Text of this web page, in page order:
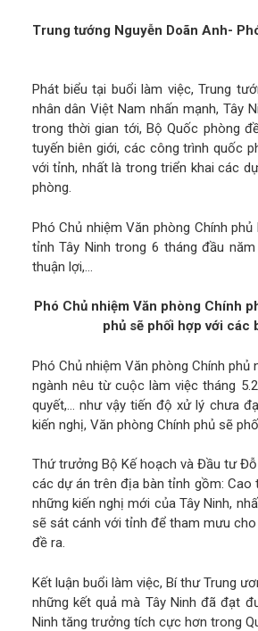
Trung tướng Nguyễn Doãn Anh-
Phát biểu tại buổi làm việc, Trung
nhân dân Việt Nam nhấn mạnh, Tây
trong thời gian tới, Bộ Quốc phòng
tuyến biên giới, các công trình quốc
với tỉnh, nhất là trong triển khai các
phòng.
Phó Chủ nhiệm Văn phòng Chính
tỉnh Tây Ninh trong 6 tháng đầu
thuận lợi,…
Phó Chủ nhiệm Văn phòng Chính
phủ sẽ phối hợp với các
Phó Chủ nhiệm Văn phòng Chính
ngành nêu từ cuộc làm việc tháng
quyết,… như vậy tiến độ xử lý chưa
kiến nghị, Văn phòng Chính phủ sẽ
Thứ trưởng Bộ Kế hoạch và Đầu tư
các dự án trên địa bàn tỉnh gồm: Cao
những kiến nghị mới của Tây Ninh,
sẽ sát cánh với tỉnh để tham mưu
đề ra.
Kết luận buổi làm việc, Bí thư Trung
những kết quả mà Tây Ninh đã đạt
Ninh tăng trưởng tích cực hơn trong